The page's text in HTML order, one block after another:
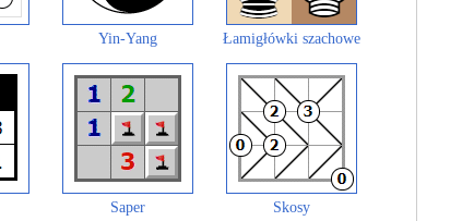
Yin-Yang Łamigłówki szachowe
Saper Skosy